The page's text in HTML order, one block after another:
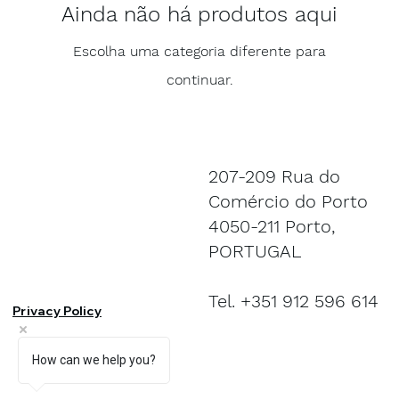
Ainda não há produtos aqui
Escolha uma categoria diferente para
continuar.
207-209 Rua do
Comércio do Porto
4050-211 Porto,
PORTUGAL
Tel. +351 912 596 614
Privacy Policy
How can we help you?